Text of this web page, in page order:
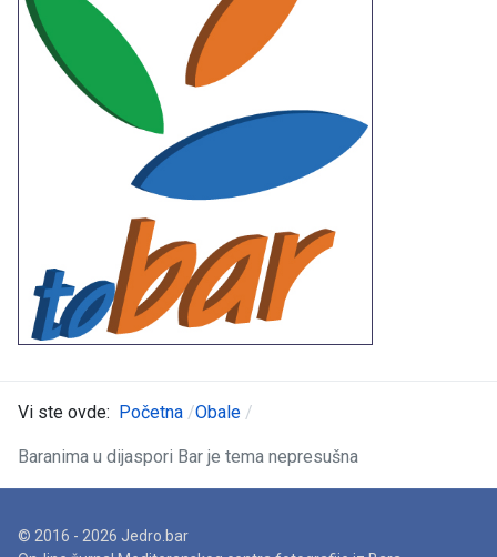
Vi ste ovde: Početna Obale
Baranima u dijaspori Bar je tema nepresušna
© 2016 - 2026 Jedro.bar